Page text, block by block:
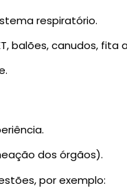
respiratório.
balões, canudos, fita
dos órgãos).
por exemplo: